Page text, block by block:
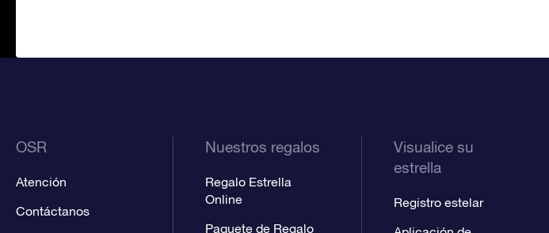
OSR
Atención
Contáctanos
Nuestros regalos
Regalo Estrella
Online
Paquete de Regalo
Visualice su
estrella
Registro estelar